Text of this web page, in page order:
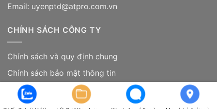
Email: uyenptd@atpro.com.vn
CHÍNH SÁCH CÔNG TY
Chính sách và quy định chung
Chính sách bảo mật thông tin
Chính sách vận chuyển
Chính sách kiểm hàng, đổi trả hàng